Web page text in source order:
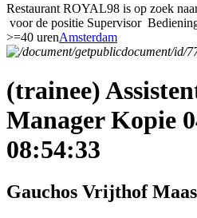
Restaurant ROYAL98 is op zoek
voor de positie Supervisor
>=40 urenAmsterdam
(trainee)
Manager Kopie
08:54:33
Gauchos Vrijthof